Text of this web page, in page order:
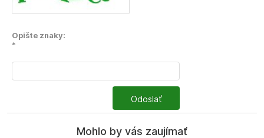
Opište znaky:
*
Odoslať
Mohlo by vás zaujímať